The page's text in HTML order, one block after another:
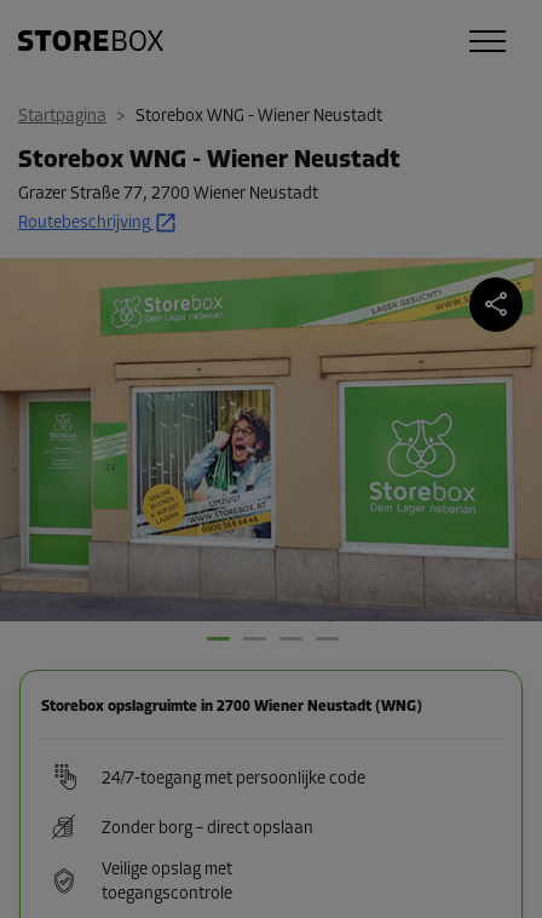
Startpagina > Storebox WNG - Wiener Neustadt
Storebox WNG - Wiener Neustadt
Grazer Straße 77, 2700 Wiener Neustadt
Routebeschrijving
Storebox opslagruimte in 2700 Wiener Neustadt (WNG)
24/7-toegang met persoonlijke code
Zonder borg – direct opslaan
Veilige opslag met
toegangscontrole